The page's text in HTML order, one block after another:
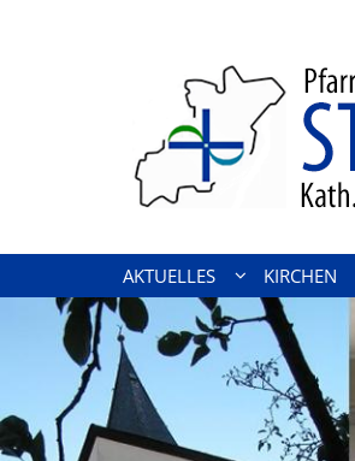
AKTUELLES KIRCHEN